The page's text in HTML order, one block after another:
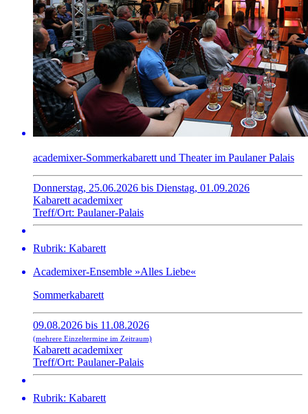
academixer-Sommerkabarett und Theater im Paulaner Palais
Donnerstag, 25.06.2026 bis Dienstag, 01.09.2026
Kabarett academixer
Treff/Ort: Paulaner-Palais
Rubrik: Kabarett
Academixer-Ensemble »Alles Liebe«
Sommerkabarett
09.08.2026 bis 11.08.2026
(mehrere Einzeltermine im Zeitraum)
Kabarett academixer
Treff/Ort: Paulaner-Palais
Rubrik: Kabarett